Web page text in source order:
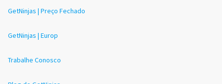
GetNinjas | Preço Fechado
GetNinjas | Europ
Trabalhe Conosco